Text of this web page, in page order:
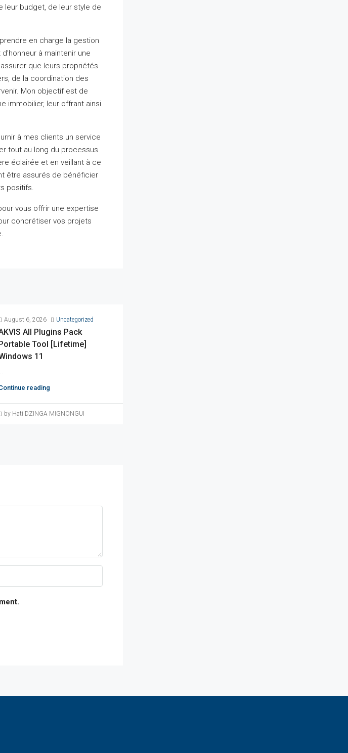
leur budget, de leur style de
en charge la gestion
à maintenir une
que leurs propriétés
de la coordination des
Mon objectif est de
immobilier, leur offrant ainsi
à mes clients un service
tout au long du processus
éclairée et en veillant à ce
être assurés de bénéficier
positifs.
vous offrir une expertise
concrétiser vos projets
August 6, 2026 Uncategorized
All Plugins Pack
Tool [Lifetime]
11
reading
by Hati DZINGA MIGNONGUI